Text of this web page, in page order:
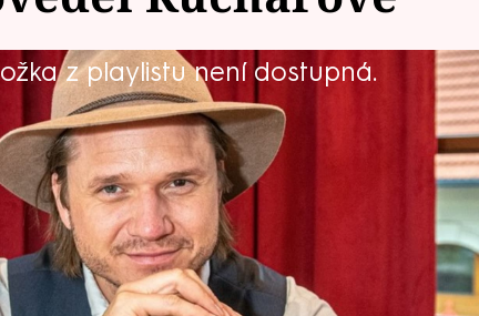
z playlistu není dostupná.
(39) dlouho mlčel a rozvod s
novou přítelkyni vůbec nechtěl
došla trpělivost a musel reagovat na slova
Showtime poskytla velmi otevřený
je ráda, že manželství skončilo. Žila prý
kterým v té době věřila.